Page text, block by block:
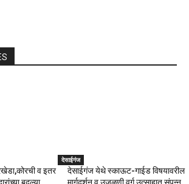
व इतर
बदल्या..
देसाईगंज
देसाईगंज येथे स्काऊट-गाईड विषयावरील
मार्गदर्शन व उजळणी वर्ग उत्साहात संपन्न..